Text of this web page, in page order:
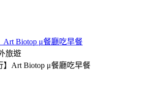
Art Biotop μ餐廳吃早餐
旅遊